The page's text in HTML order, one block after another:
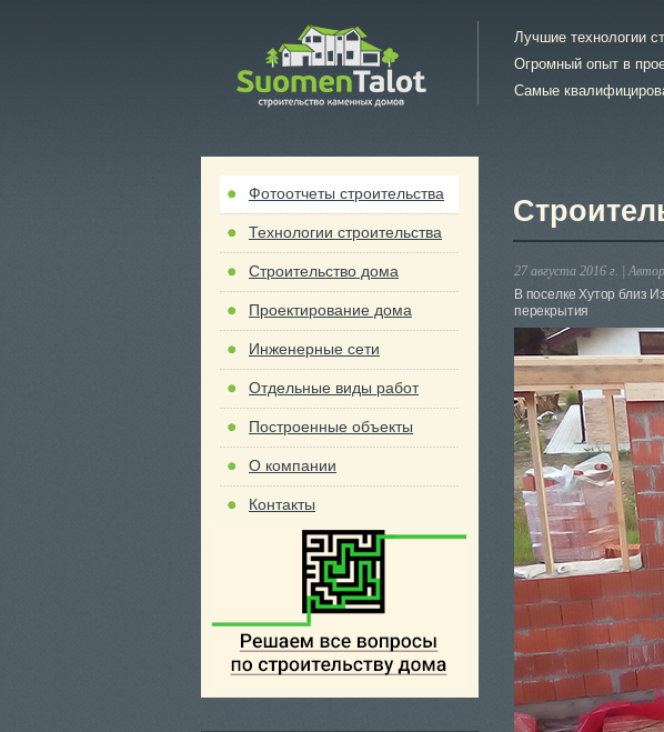
Лучшие технологии
Огромный опыт в
Самые
Фотоотчеты строительства
Технологии строительства
Строительство дома
Проектирование дома
Инженерные сети
Отдельные виды работ
Построенные объекты
О компании
Контакты
27 августа 2016 г. |
В поселке Хутор близ
перекрытия